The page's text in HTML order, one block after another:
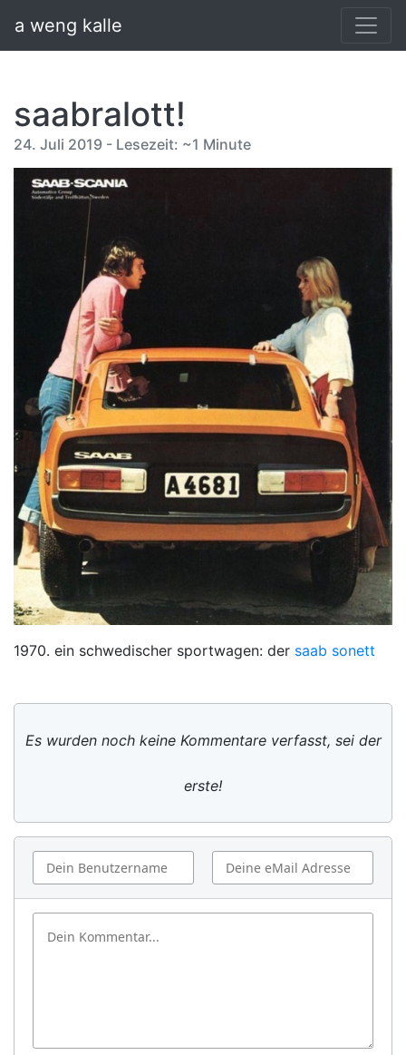
a weng kalle
saabralott!
24. Juli 2019 - Lesezeit: ~1 Minute
1970. ein schwedischer sportwagen: der saab sonett
Es wurden noch keine Kommentare verfasst, sei der
erste!